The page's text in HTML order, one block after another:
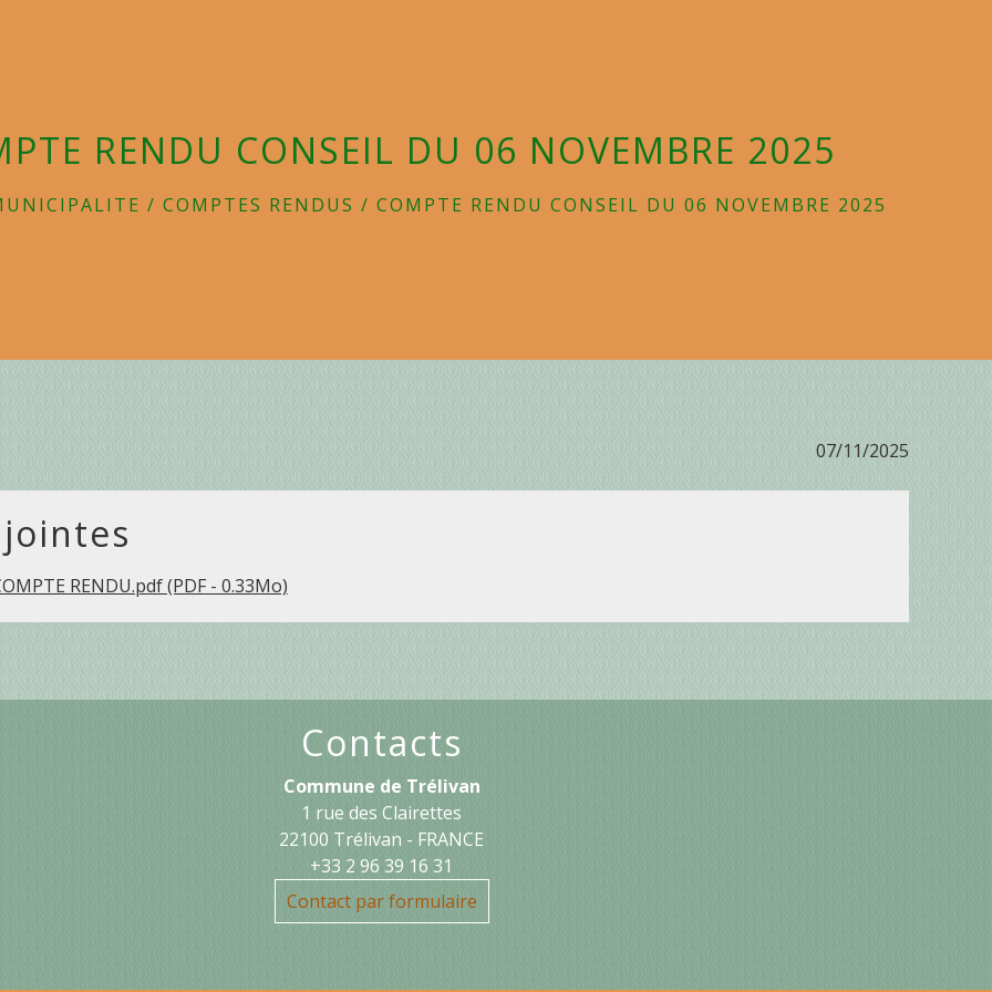
RENDU CONSEIL DU 06 NOVEMBRE 2025
/COMPTES RENDUS /COMPTE RENDU CONSEIL DU 06 NOVEMBRE 2025
07/11/2025
jointes
RENDU.pdf (PDF - 0.33Mo)
Contacts
Commune de Trélivan
1 rue des Clairettes
22100 Trélivan - FRANCE
+33 2 96 39 16 31
Contact par formulaire